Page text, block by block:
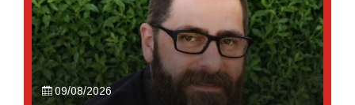
09/08/2026